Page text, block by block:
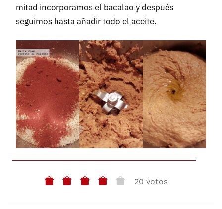
mitad incorporamos el bacalao y después
seguimos hasta añadir todo el aceite.
20 votos